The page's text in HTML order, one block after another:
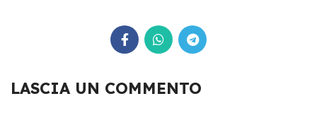
LASCIA UN COMMENTO